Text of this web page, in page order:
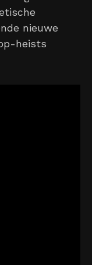
nieuwe
heists